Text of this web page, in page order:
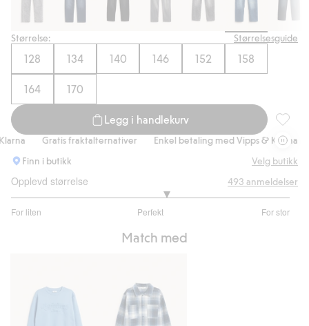
Størrelse: Størrelsesguide
128 134 140 146 152 158
164 170
Legg i handlekurv
Gratis fraktalternativer Enkel betaling med Vipps & Klarna
Finn i butikk
Velg butikk
Opplevd størrelse
For liten Perfekt For stor
av
493 anmeldelser
Match med